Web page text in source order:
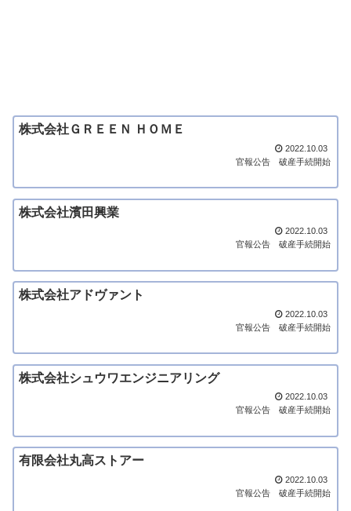
株式会社ＧＲＥＥＮ ＨＯＭＥ
2022.10.03
官報公告
破産手続開始
株式会社濱田興業
2022.10.03
官報公告
破産手続開始
株式会社アドヴァント
2022.10.03
官報公告
破産手続開始
株式会社シュウワエンジニアリング
2022.10.03
官報公告
破産手続開始
有限会社丸高ストアー
2022.10.03
官報公告
破産手続開始